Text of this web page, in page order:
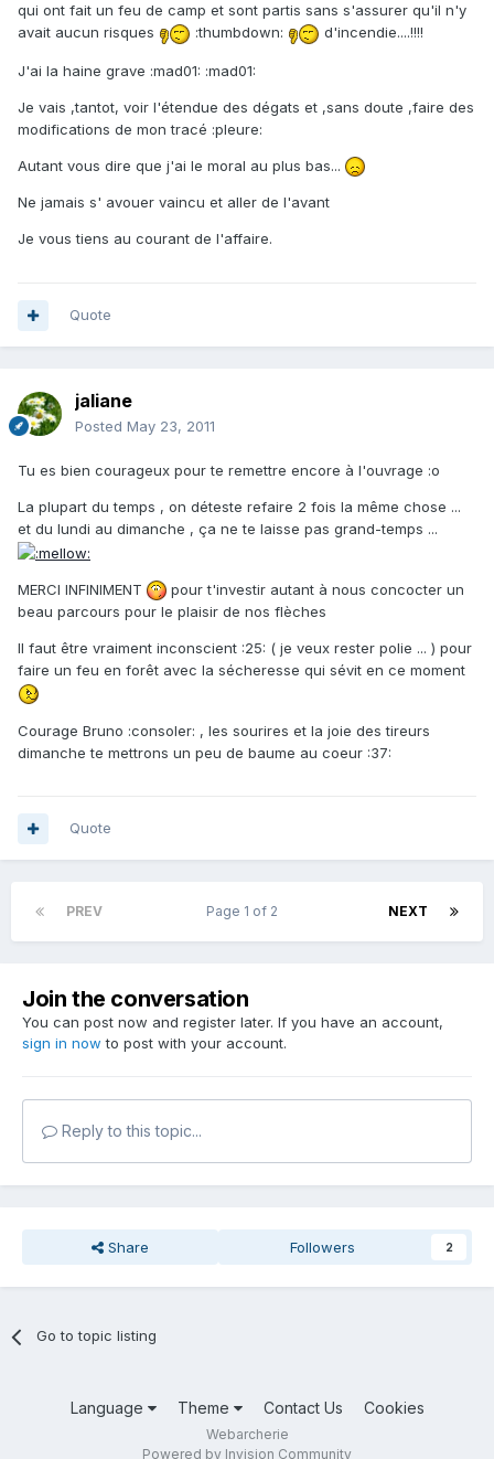
qui ont fait un feu de camp et sont partis sans s'assurer qu'il n'y
avait aucun risques
:thumbdown: d'incendie....!!!!
J'ai la haine grave :mad01: :mad01:
Je vais ,tantot, voir l'étendue des dégats et ,sans doute ,faire des
modifications de mon tracé :pleure:
Autant vous dire que j'ai le moral au plus bas...
Ne jamais s' avouer vaincu et aller de l'avant
Je vous tiens au courant de l'affaire.
Quote
jaliane
Posted May 23, 2011
Tu es bien courageux pour te remettre encore à l'ouvrage :o
La plupart du temps , on déteste refaire 2 fois la même chose ...
et du lundi au dimanche , ça ne te laisse pas grand-temps ...
MERCI INFINIMENT
pour t'investir autant à nous concocter un
beau parcours pour le plaisir de nos flèches
Il faut être vraiment inconscient :25: ( je veux rester polie ... ) pour
faire un feu en forêt avec la sécheresse qui sévit en ce moment
Courage Bruno :consoler: , les sourires et la joie des tireurs
dimanche te mettrons un peu de baume au coeur :37:
Quote
PREV NEXT
Page 1 of 2
Join the conversation
You can post now and register later. If you have an account,
sign in now to post with your account.
Reply to this topic...
Share Followers 2
Go to topic listing
Language Theme Contact Us Cookies
Webarcherie
Powered by Invision Community